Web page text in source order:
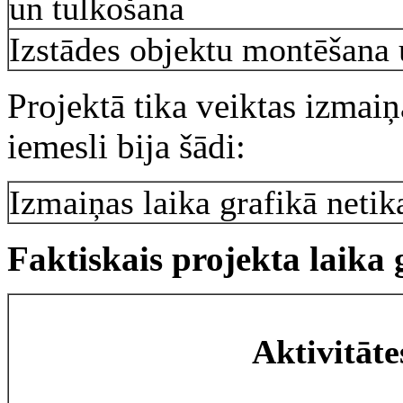
un tulkošana
Izstādes objektu montēšana
Projektā tika veiktas
iemesli bija šādi:
Izmaiņas laika grafikā
Faktiskais projekta laika